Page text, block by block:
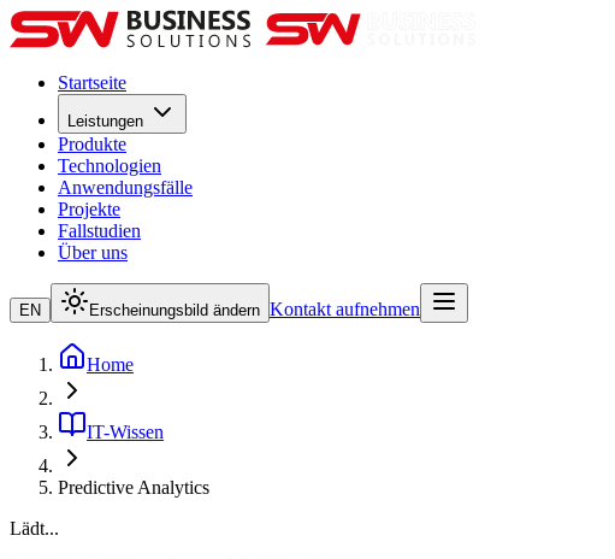
Startseite
Leistungen
Produkte
Technologien
Anwendungsfälle
Projekte
Fallstudien
Über uns
EN Erscheinungsbild ändern Kontakt aufnehmen
Home
IT-Wissen
Predictive Analytics
Lädt...